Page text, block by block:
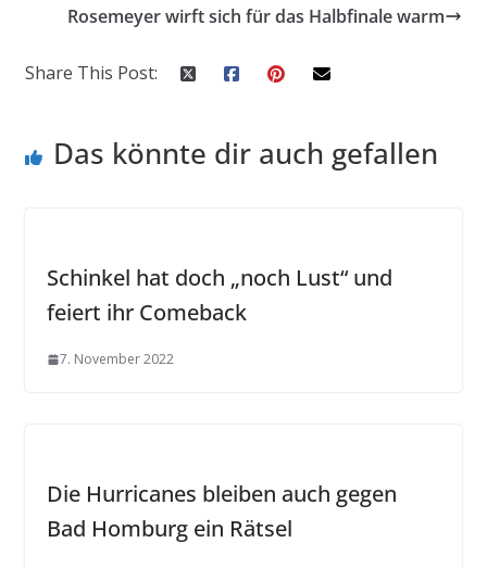
Rosemeyer wirft sich für das Halbfinale warm
Share This Post:
Das könnte dir auch gefallen
Schinkel hat doch „noch Lust“ und
feiert ihr Comeback
7. November 2022
Die Hurricanes bleiben auch gegen
Bad Homburg ein Rätsel